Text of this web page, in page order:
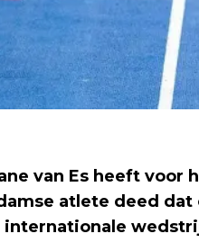
van Es heeft
atlete deed dat